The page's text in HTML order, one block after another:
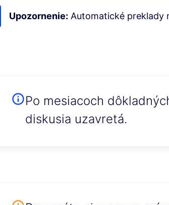
Upozornenie: Automatické preklady
Po mesiacoch
diskusia uzavretá.